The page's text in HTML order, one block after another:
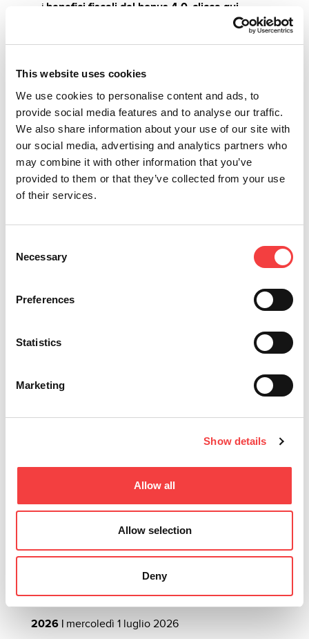
This website uses cookies
We use cookies to personalise content and ads, to
provide social media features and to analyse our traffic.
We also share information about your use of our site with
our social media, advertising and analytics partners who
may combine it with other information that you’ve
provided to them or that they’ve collected from your use
of their services.
Selection
Necessary
Preferences
Statistics
Marketing
Show details
Allow all
Allow selection
Deny
i benefici fiscali del bonus 4.0 clicca qui
proprietario Liger sono stati aggiunti nuovi sistemi
che con laversione DB 3.0.7
novità per i nostri clienti.
Clicca quiper le nuove chiavi di 994 Laser!
Clicca qui
per le nuove chiavi di Dezmo!
Clicca quiper le nuove chiavi di Gymkana 994!
Clicca quiper le nuove chiavi di Ninja!
Clicca qui
per le nuove chiavi di Ninja Laser!
Clicca qui
per le nuove chiavi di Ninja Vortex!
Altre news che ti suggeriamo
2026 | mercoledì 1 luglio 2026